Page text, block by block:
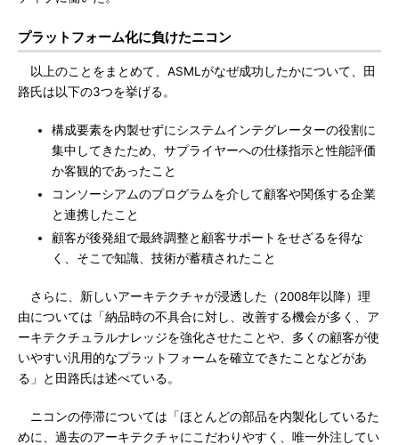
プラットフォーム化に負けたニコン
以上のことをまとめて、ASMLがなぜ成功したかについて、田
路氏は以下の3つを挙げる。
構成要素を内製せずにシステムインテグレーターの役割に
集中してきたため、サプライヤーへの仕様指示と性能評価
か客観的であったこと
コンソーシアムのプログラムを介して顧客や関係する企業
と連携したこと
顧客が後発組で最終調整と顧客サポートをせざるを得な
く、そこで知識、技術が蓄積されたこと
さらに、新しいアーキテクチャが浸透した（2008年以降）理
由については「納品時の不具合に対し、改善する機会が多く、ア
ーキテクチュラルナレッジを強化させたことや、多くの顧客が使
いやすい汎用的なプラットフォームを確立できたことなどがあ
る」と田路氏は述べている。
ニコンの停滞については「ほとんどの部品を内製化しているた
めに、過去のアーキテクチャにこだわりやすく、唯一外注してい